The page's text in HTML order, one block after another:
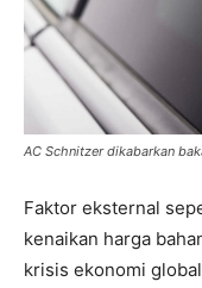
AC Schnitzer dikabarkan
Faktor eksternal
kenaikan harga
krisis ekonomi